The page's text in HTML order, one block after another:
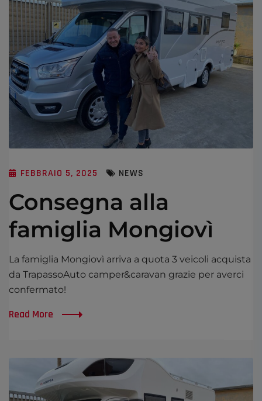
FEBBRAIO 5, 2025 NEWS
Consegna alla
famiglia Mongiovì
La famiglia Mongiovì arriva a quota 3 veicoli acquista
da TrapassoAuto camper&caravan grazie per averci
confermato!
Read More